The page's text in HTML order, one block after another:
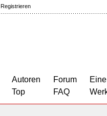
Registrieren
Autoren
Top
Forum
FAQ